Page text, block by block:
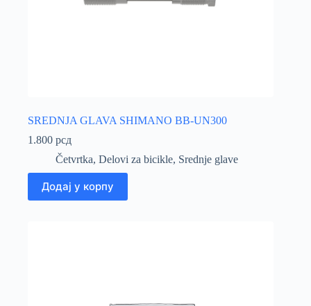
SREDNJA GLAVA SHIMANO BB-UN300
1.800 рсд
Četvrtka, Delovi za bicikle, Srednje glave
Додај у корпу